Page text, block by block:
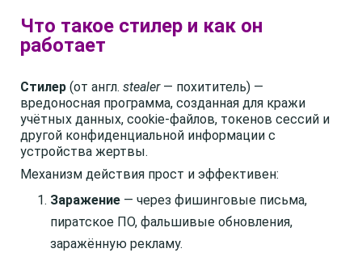
Что такое стилер и как он
работает
Стилер (от англ. stealer— похититель) —
вредоносная программа, созданная для кражи
учётных данных, cookie-файлов, токенов сессий и
другой конфиденциальной информации с
устройства жертвы.
Механизм действия прост и эффективен:
Заражение — через фишинговые письма,
пиратское ПО, фальшивые обновления,
заражённую рекламу.